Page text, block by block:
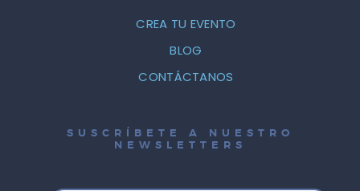
CREA TU EVENTO
BLOG
CONTÁCTANOS
SUSCRÍBETE A NUESTRO
NEWSLETTERS